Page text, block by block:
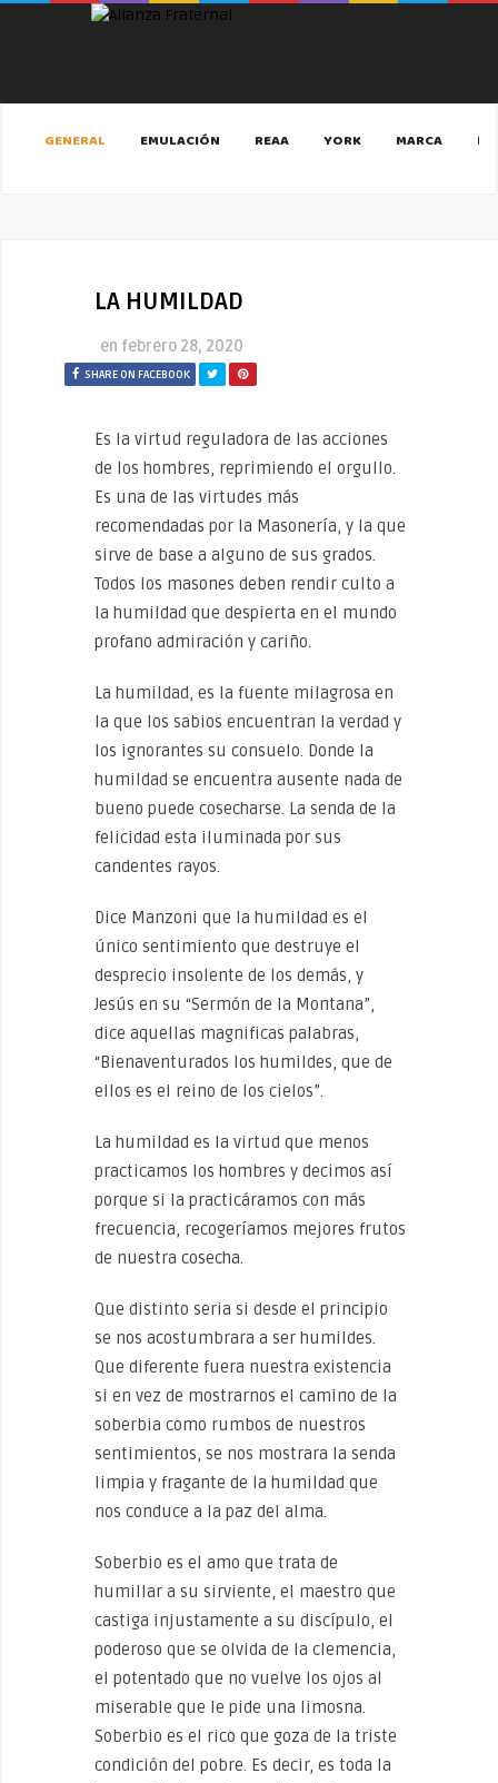
GENERAL EMULACIÓN REAA YORK MARCA
LA HUMILDAD
en febrero 28, 2020
SHARE ON FACEBOOK
Es la virtud reguladora de las acciones
de los hombres, reprimiendo el orgullo.
Es una de las virtudes más
recomendadas por la Masonería, y la que
sirve de base a alguno de sus grados.
Todos los masones deben rendir culto a
la humildad que despierta en el mundo
profano admiración y cariño.
La humildad, es la fuente milagrosa en
la que los sabios encuentran la verdad y
los ignorantes su consuelo. Donde la
humildad se encuentra ausente nada de
bueno puede cosecharse. La senda de la
felicidad esta iluminada por sus
candentes rayos.
Dice Manzoni que la humildad es el
único sentimiento que destruye el
desprecio insolente de los demás, y
Jesús en su “Sermón de la Montana”,
dice aquellas magnificas palabras,
“Bienaventurados los humildes, que de
ellos es el reino de los cielos”.
La humildad es la virtud que menos
practicamos los hombres y decimos así
porque si la practicáramos con más
frecuencia, recogeríamos mejores frutos
de nuestra cosecha.
Que distinto seria si desde el principio
se nos acostumbrara a ser humildes.
Que diferente fuera nuestra existencia
si en vez de mostrarnos el camino de la
soberbia como rumbos de nuestros
sentimientos, se nos mostrara la senda
limpia y fragante de la humildad que
nos conduce a la paz del alma.
Soberbio es el amo que trata de
humillar a su sirviente, el maestro que
castiga injustamente a su discípulo, el
poderoso que se olvida de la clemencia,
el potentado que no vuelve los ojos al
miserable que le pide una limosna.
Soberbio es el rico que goza de la triste
condición del pobre. Es decir, es toda la